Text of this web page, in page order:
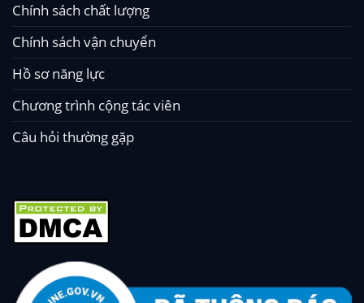
Chính sách chất lượng
Chính sách vận chuyển
Hồ sơ năng lực
Chương trình cộng tác viên
Câu hỏi thường gặp